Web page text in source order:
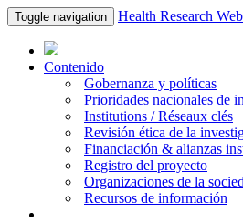
Toggle navigation Health Research
Contenido
Gobernanza y políticas
Prioridades nacionales de
Institutions / Réseaux clés
Revisión ética de la
Financiación & alianzas
Registro del proyecto
Organizaciones de la
Recursos de información